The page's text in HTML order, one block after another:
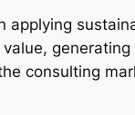
applying
consulting